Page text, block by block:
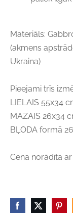
Materiāls:
(akmens
Ukraina)
Pieejami trīs
LIELAIS 55x34
MAZAIS 26x34
BĻODA formā
Cena norādīta